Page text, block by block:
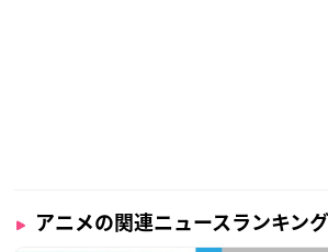
アニメの関連ニュースランキング